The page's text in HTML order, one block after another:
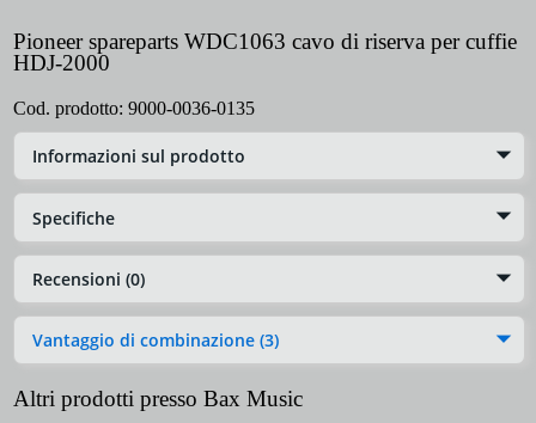
Pioneer spareparts WDC1063 cavo di riserva per cuffie
HDJ-2000
Cod. prodotto: 9000-0036-0135
Informazioni sul prodotto
Specifiche
Recensioni (0)
Vantaggio di combinazione (3)
Altri prodotti presso Bax Music